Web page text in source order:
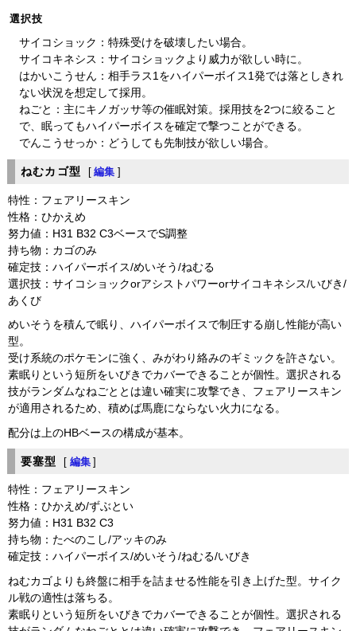
選択技
サイコショック：特殊受けを破壊したい場合。
サイコキネシス：サイコショックより威力が欲しい時に。
はかいこうせん：相手ラス1をハイパーボイス1発では落としきれ
ない状況を想定して採用。
ねごと：主にキノガッサ等の催眠対策。採用技を2つに絞ること
で、眠ってもハイパーボイスを確定で撃つことができる。
でんこうせっか：どうしても先制技が欲しい場合。
ねむカゴ型 [ 編集 ]
特性：フェアリースキン
性格：ひかえめ
努力値：H31 B32 C3ベースでS調整
持ち物：カゴのみ
確定技：ハイパーボイス/めいそう/ねむる
選択技：サイコショックorアシストパワーorサイコキネシス/いびき/
あくび
めいそうを積んで眠り、ハイパーボイスで制圧する崩し性能が高い
型。
受け系統のポケモンに強く、みがわり絡みのギミックを許さない。
素眠りという短所をいびきでカバーできることが個性。選択される
技がランダムなねごととは違い確実に攻撃でき、フェアリースキン
が適用されるため、積めば馬鹿にならない火力になる。
配分は上のHBベースの構成が基本。
要塞型 [ 編集 ]
特性：フェアリースキン
性格：ひかえめ/ずぶとい
努力値：H31 B32 C3
持ち物：たべのこし/アッキのみ
確定技：ハイパーボイス/めいそう/ねむる/いびき
ねむカゴよりも終盤に相手を詰ませる性能を引き上げた型。サイク
ル戦の適性は落ちる。
素眠りという短所をいびきでカバーできることが個性。選択される